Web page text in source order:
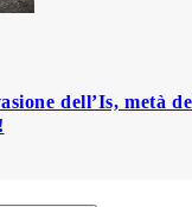
dell’Is, metà